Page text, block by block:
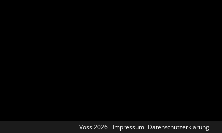
Voss 2026 Impressum+Datenschutzerklärung